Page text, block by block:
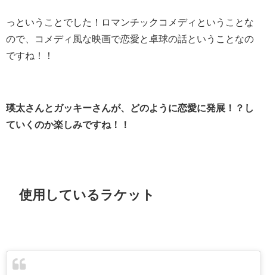
っということでした！ロマンチックコメディということな
ので、コメディ風な映画で恋愛と卓球の話ということなの
ですね！！
瑛太さんとガッキーさんが、どのように恋愛に発展！？し
ていくのか楽しみですね！！
使用しているラケット